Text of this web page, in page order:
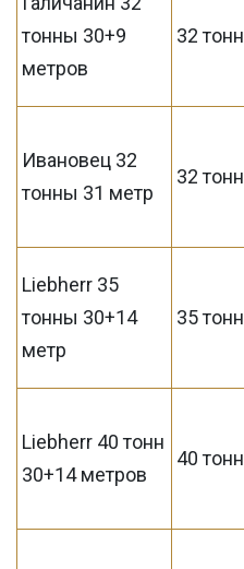
тонны 30+9
метров
32 тонн
Ивановец 32
тонны 31 метр
32 тонн
Liebherr 35
тонны 30+14
метр
35 тонн
Liebherr 40 тонн
30+14 метров
40 тонн